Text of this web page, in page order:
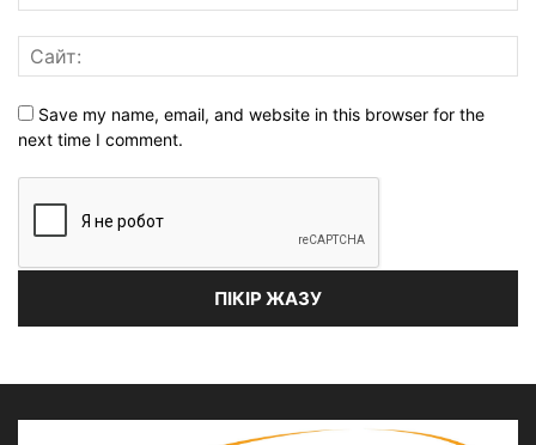
Save my name, email, and website in this browser for the
next time I comment.